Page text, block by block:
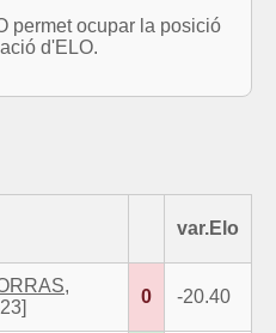
permet ocupar la posició
d'ELO.
var.Elo
0 -20.40